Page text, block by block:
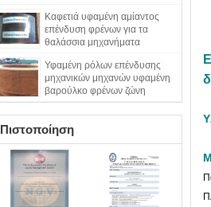
Καφετιά υφαμένη αμίαντος
επένδυση φρένων για τα
θαλάσσια μηχανήματα
Υφαμένη ρόλων επένδυσης
μηχανικών μηχανών υφαμένη
βαρούλκο φρένων ζώνη
φρένων επένδυσης υλική
Πιστοποίηση